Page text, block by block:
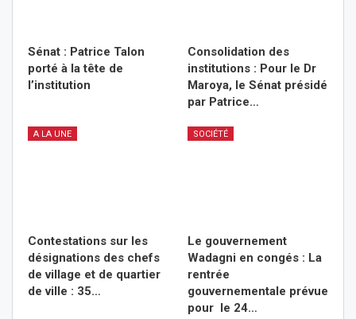
Sénat : Patrice Talon
porté à la tête de
l’institution
Consolidation des
institutions : Pour le Dr
Maroya, le Sénat présidé
par Patrice…
A LA UNE
Contestations sur les
désignations des chefs
de village et de quartier
de ville : 35…
SOCIÉTÉ
Le gouvernement
Wadagni en congés : La
rentrée
gouvernementale prévue
pour le 24…